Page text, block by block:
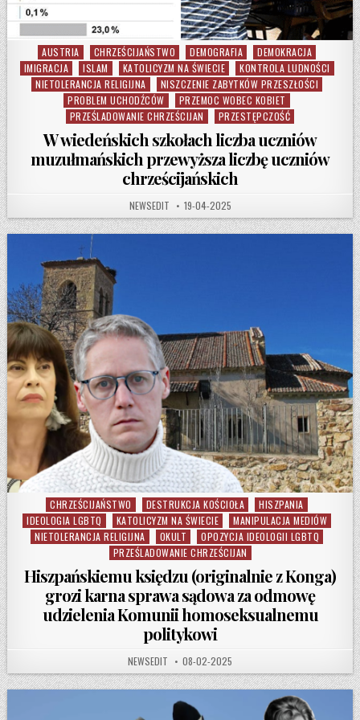
Posted in
AUSTRIA CHRZEŚCIJAŃSTWO DEMOGRAFIA
DEMOKRACJA
IMIGRACJA
ISLAM KATOLICYZM NA ŚWIECIE
KONTROLA LUDNOŚCI
NIETOLERANCJA RELIGIJNA
NISZCZENIE ZABYTKÓW PRZESZŁOŚCI
PROBLEM UCHODŹCÓW
PRZEMOC WOBEC KOBIET
PRZEŚLADOWANIE CHRZEŚCIJAN
PRZESTĘPCZOŚĆ
W wiedeńskich szkołach liczba uczniów
muzułmańskich przewyższa liczbę uczniów
chrześcijańskich
AUTHOR:
NEWSEDIT PUBLISHED DATE:
19-04-2025
Posted in
CHRZEŚCIJAŃSTWO DESTRUKCJA KOŚCIOŁA
HISZPANIA
IDEOLOGIA LGBTQ
KATOLICYZM NA ŚWIECIE
MANIPULACJA MEDIÓW
NIETOLERANCJA RELIGIJNA
OKULT
OPOZYCJA IDEOLOGII LGBTQ
PRZEŚLADOWANIE CHRZEŚCIJAN
Hiszpańskiemu księdzu (originalnie z Konga)
grozi karna sprawa sądowa za odmowę
udzielenia Komunii homoseksualnemu
politykowi
AUTHOR:
NEWSEDIT PUBLISHED DATE:
08-02-2025